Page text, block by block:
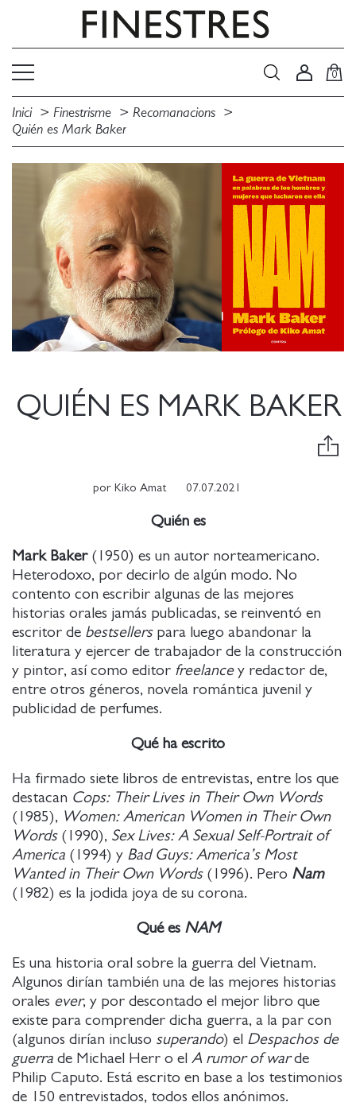
0
Inici Finestrisme
Recomanacions
Quién es Mark Baker
QUIÉN ES MARK BAKER
por Kiko Amat 07.07.2021
Quién es
Mark Baker(1950) es un autor norteamericano.
Heterodoxo, por decirlo de algún modo. No
contento con escribir algunas de las mejores
historias orales jamás publicadas, se reinventó en
escritor de bestsellerspara luego abandonar la
literatura y ejercer de trabajador de la construcción
y pintor, así como editor freelancey redactor de,
entre otros géneros, novela romántica juvenil y
publicidad de perfumes.
Qué ha escrito
Ha firmado siete libros de entrevistas, entre los que
destacan Cops: Their Lives in Their Own Words
(1985), Women: American Women in Their Own
Words(1990), Sex Lives: A Sexual Self-Portrait of
America (1994) y Bad Guys: America’s Most
Wanted in Their Own Words(1996). Pero Nam
(1982) es la jodida joya de su corona.
Qué es NAM
Es una historia oral sobre la guerra del Vietnam.
Algunos dirían también una de las mejores historias
orales ever, y por descontado el mejor libro que
existe para comprender dicha guerra, a la par con
(algunos dirían incluso superando) el Despachos de
guerra de Michael Herr o el A rumor of warde
Philip Caputo. Está escrito en base a los testimonios
de 150 entrevistados, todos ellos anónimos.